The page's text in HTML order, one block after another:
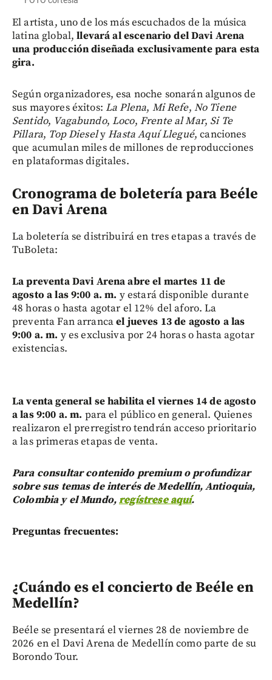
El artista, uno de los más escuchados de la música
latina global,llevará al escenario del Davi Arena
una producción diseñada exclusivamente para esta
gira.
Según organizadores, esa noche sonarán algunos de
sus mayores éxitos: La Plena, Mi Refe, No Tiene
Sentido, Vagabundo,Loco, Frente al Mar, Si Te
Pillara, Top DieselyHasta Aquí Llegué, canciones
que acumulan miles de millones de reproducciones
en plataformas digitales.
Cronograma de boletería para Beéle
en Davi Arena
La boletería se distribuirá en tres etapas a través de
TuBoleta:
La preventa Davi Arena abre el martes 11 de
agosto a las 9:00 a. m. y estará disponible durante
48 horas o hasta agotar el 12% del aforo. La
preventa Fan arrancael jueves 13 de agosto a las
9:00 a. m. y es exclusiva por 24 horas o hasta agotar
existencias.
La venta general se habilita el viernes 14 de agosto
a las 9:00 a. m. para el público en general. Quienes
realizaron el prerregistro tendrán acceso prioritario
a las primeras etapas de venta.
Para consultar contenido premium o profundizar
sobre sus temas de interés de Medellín, Antioquia,
Colombia y el Mundo,regístrese aquí.
Preguntas frecuentes:
¿Cuándo es el concierto de Beéle en
Medellín?
Beéle se presentará el viernes 28 de noviembre de
2026 en el Davi Arena de Medellín como parte de su
Borondo Tour.